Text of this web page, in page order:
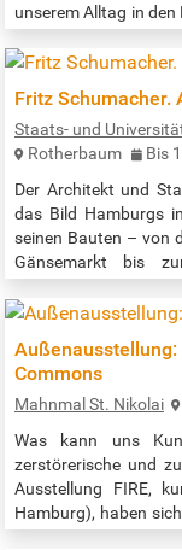
unserem Alltag in den
Geschäftstreibenden
Glanzes ihren
Fritz Schumacher.
Staats- und
Rotherbaum
Bis
Der Architekt und
das Bild Hamburgs
seinen Bauten – von
Gänsemarkt bis
heute nachwirkt. Der
macht dessen…
Außenausstellung:
Commons
Mahnmal St. Nikolai
Was kann uns
zerstörerische und
Ausstellung FIRE,
Hamburg), haben